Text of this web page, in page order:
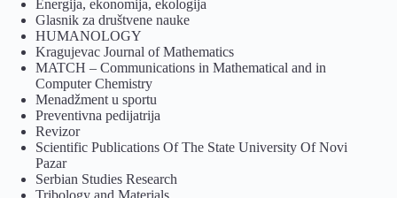
Energija, ekonomija, ekologija
Glasnik za društvene nauke
HUMANOLOGY
Kragujevac Journal of Mathematics
MATCH – Communications in Mathematical and in
Computer Chemistry
Menadžment u sportu
Preventivna pedijatrija
Revizor
Scientific Publications Of The State University Of Novi
Pazar
Serbian Studies Research